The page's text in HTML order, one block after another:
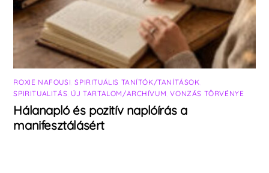
ROXIE NAFOUSI ,SPIRITUÁLIS TANÍTÓK/TANÍTÁSOK
SPIRITUALITÁS ÚJ TARTALOM/ARCHÍVUM ,VONZÁS TÖRVÉNYE
Hálanapló és pozitív naplóírás a
manifesztálásért